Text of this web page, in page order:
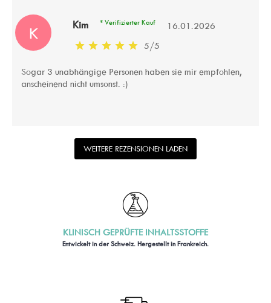
K Kim * Verifizierter Kauf
16.01.2026
5/5
Sogar 3 unabhängige Personen haben sie mir empfohlen,
anscheinend nicht umsonst. :)
WEITERE REZENSIONEN LADEN
KLINISCH GEPRÜFTE INHALTSSTOFFE
Entwickelt in der Schweiz. Hergestellt in Frankreich.